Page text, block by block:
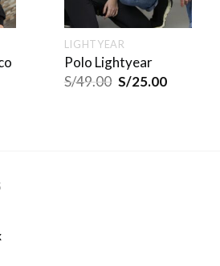
LIGHTYEAR
Polo Lightyear
S/49.00 S/25.00